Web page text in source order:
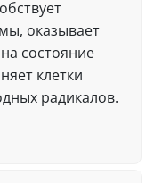
оказывает
состояние
клетки
радикалов.